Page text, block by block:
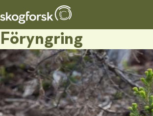
Föryngring